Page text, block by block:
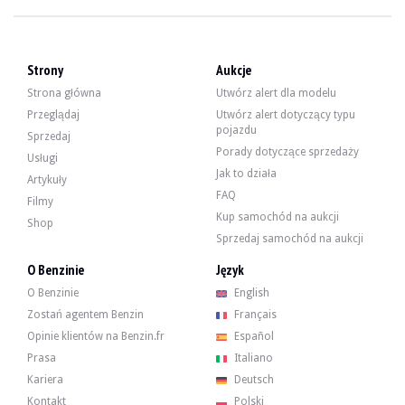
CENA REZERWOWA
Film
Opis
Renault 5 Turbo 2 "Kit Maxi" z 1983 roku pochodzi z Francji. Sprzedający
Zewnętrznie samochód jest w dobrym stanie. Biały lakier posiada jedynie
Strony
Strona główna
Przeglądaj
Sprzedaj
Usługi
Artykuły
Filmy
Shop
Aukcje
Utwórz alert dla modelu
Utwórz alert dotyczący typu
pojazdu
Porady dotyczące sprzedaży
Jak to działa
FAQ
Kup samochód na aukcji
Sprzedaj samochód na aukcji
O Benzinie
O Benzinie
Zostań agentem Benzin
Opinie klientów na Benzin.fr
Prasa
Kariera
Kontakt
Język
English
Français
Español
Italiano
Deutsch
Polski